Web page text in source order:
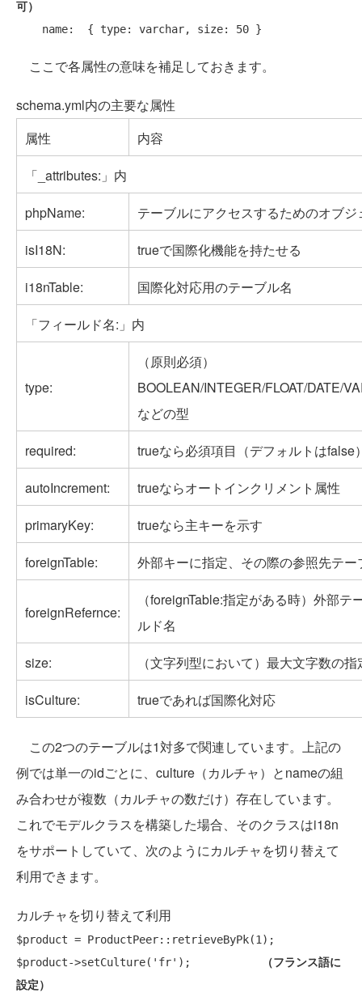
可）
ここで各属性の意味を補足しておきます。
schema.yml内の主要な属性
属性
内容
「_attributes:」内
phpName:
テーブルにアクセスするためのオブジ
isI18N:
trueで国際化機能を持たせる
i18nTable:
国際化対応用のテーブル名
「フィールド名:」内
type:
（原則必須）
BOOLEAN/INTEGER/FLOAT/DATE/
などの型
required:
trueなら必須項目（デフォルトはfalse
autoIncrement:
trueならオートインクリメント属性
primaryKey:
trueなら主キーを示す
foreignTable:
外部キーに指定、その際の参照先テー
foreignRefernce:
（foreignTable:指定がある時）外部
ルド名
size:
（文字列型において）最大文字数の指
isCulture:
trueであれば国際化対応
この2つのテーブルは1対多で関連しています。上記の
例では単一のidごとに、culture（カルチャ）とnameの組
み合わせが複数（カルチャの数だけ）存在しています。
これでモデルクラスを構築した場合、そのクラスはi18n
をサポートしていて、次のようにカルチャを切り替えて
利用できます。
カルチャを切り替えて利用
$product = ProductPeer::retrieveByPk(1);
$product->setCulture('fr');
（フランス語に
設定）